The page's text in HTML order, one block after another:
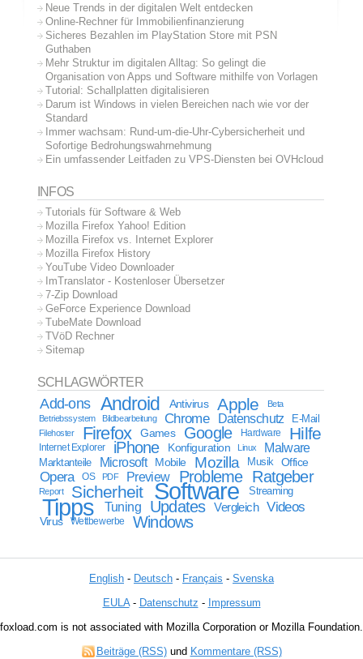
Neue Trends in der digitalen Welt entdecken
Online-Rechner für Immobilienfinanzierung
Sicheres Bezahlen im PlayStation Store mit PSN
Guthaben
Mehr Struktur im digitalen Alltag: So gelingt die
Organisation von Apps und Software mithilfe von Vorlagen
Tutorial: Schallplatten digitalisieren
Darum ist Windows in vielen Bereichen nach wie vor der
Standard
Immer wachsam: Rund-um-die-Uhr-Cybersicherheit und
Sofortige Bedrohungswahrnehmung
Ein umfassender Leitfaden zu VPS-Diensten bei OVHcloud
INFOS
Tutorials für Software & Web
Mozilla Firefox Yahoo! Edition
Mozilla Firefox vs. Internet Explorer
Mozilla Firefox History
YouTube Video Downloader
ImTranslator - Kostenloser Übersetzer
7-Zip Download
GeForce Experience Download
TubeMate Download
TVöD Rechner
Sitemap
SCHLAGWÖRTER
Add-ons Android Antivirus Apple
Beta
Betriebssystem
Bildbearbeitung Chrome Datenschutz E-Mail
Filehoster Firefox Games Google Hardware Hilfe
Internet Explorer iPhone Konfiguration Linux Malware
Marktanteile Microsoft Mobile Mozilla Musik Office
Opera OS PDF Preview Probleme Ratgeber
Report Sicherheit Software Streaming
Tipps Tuning Updates Vergleich Videos
Virus Wettbewerbe Windows
English - Deutsch - Français - Svenska
EULA- Datenschutz - Impressum
foxload.com is not associated with Mozilla Corporation or Mozilla Foundation.
Beiträge (RSS)und Kommentare (RSS)